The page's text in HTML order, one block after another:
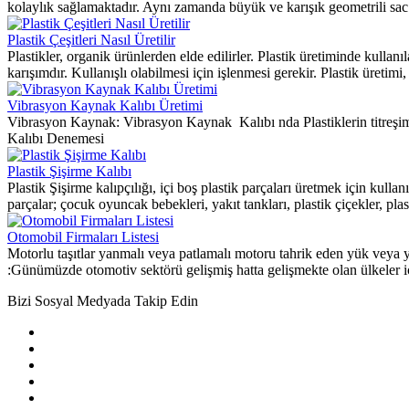
kolaylık sağlamaktadır. Aynı zamanda büyük ve karışık geometrili
Plastik Çeşitleri Nasıl Üretilir
Plastikler, organik ürünlerden elde edilirler. Plastik üretiminde
karışımdır. Kullanışlı olabilmesi için işlenmesi gerekir. Plastik
Vibrasyon Kaynak Kalıbı Üretimi
Vibrasyon Kaynak: Vibrasyon Kaynak Kalıbı nda Plastiklerin
Kalıbı Denemesi
Plastik Şişirme Kalıbı
Plastik Şişirme kalıpçılığı, içi boş plastik parçaları üretmek için
parçalar; çocuk oyuncak bebekleri, yakıt tankları, plastik çiçekler,
Otomobil Firmaları Listesi
Motorlu taşıtlar yanmalı veya patlamalı motoru tahrik eden yük
:Günümüzde otomotiv sektörü gelişmiş hatta gelişmekte olan
Bizi Sosyal Medyada Takip Edin